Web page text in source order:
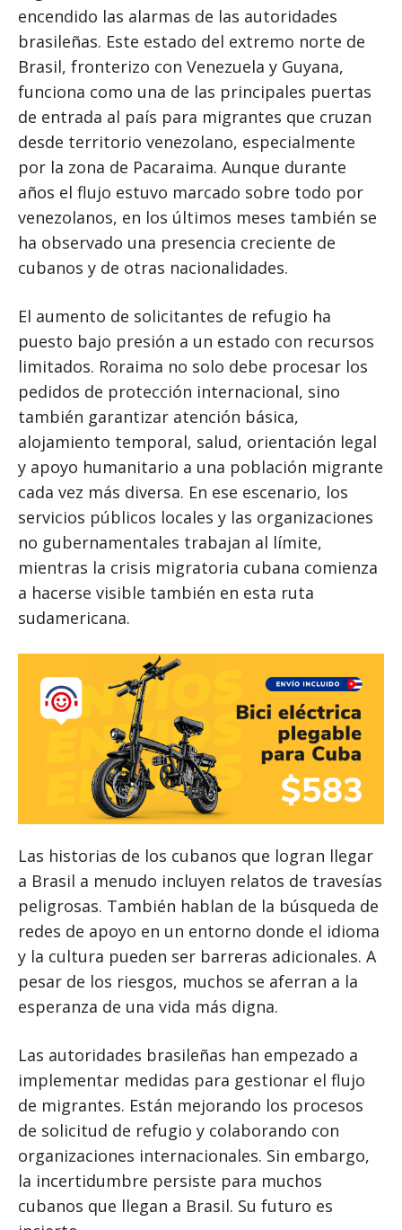
encendido las alarmas de las autoridades
brasileñas. Este estado del extremo norte de
Brasil, fronterizo con Venezuela y Guyana,
funciona como una de las principales puertas
de entrada al país para migrantes que cruzan
desde territorio venezolano, especialmente
por la zona de Pacaraima. Aunque durante
años el flujo estuvo marcado sobre todo por
venezolanos, en los últimos meses también se
ha observado una presencia creciente de
cubanos y de otras nacionalidades.
El aumento de solicitantes de refugio ha
puesto bajo presión a un estado con recursos
limitados. Roraima no solo debe procesar los
pedidos de protección internacional, sino
también garantizar atención básica,
alojamiento temporal, salud, orientación legal
y apoyo humanitario a una población migrante
cada vez más diversa. En ese escenario, los
servicios públicos locales y las organizaciones
no gubernamentales trabajan al límite,
mientras la crisis migratoria cubana comienza
a hacerse visible también en esta ruta
sudamericana.
Las historias de los cubanos que logran llegar
a Brasil a menudo incluyen relatos de travesías
peligrosas. También hablan de la búsqueda de
redes de apoyo en un entorno donde el idioma
y la cultura pueden ser barreras adicionales. A
pesar de los riesgos, muchos se aferran a la
esperanza de una vida más digna.
Las autoridades brasileñas han empezado a
implementar medidas para gestionar el flujo
de migrantes. Están mejorando los procesos
de solicitud de refugio y colaborando con
organizaciones internacionales. Sin embargo,
la incertidumbre persiste para muchos
cubanos que llegan a Brasil. Su futuro es